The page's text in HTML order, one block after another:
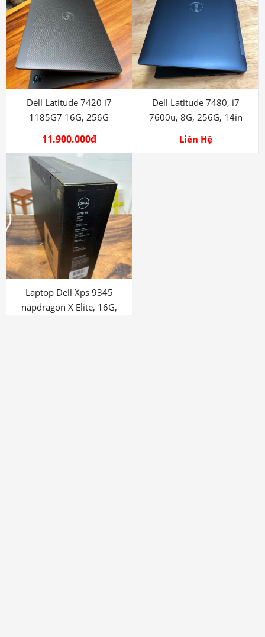
Dell Latitude 7420 i7
1185G7 16G, 256G
11.900.000₫
Dell Latitude 7480, i7
7600u, 8G, 256G, 14in
Liên Hệ
Laptop Dell Xps 9345
napdragon X Elite, 16G,